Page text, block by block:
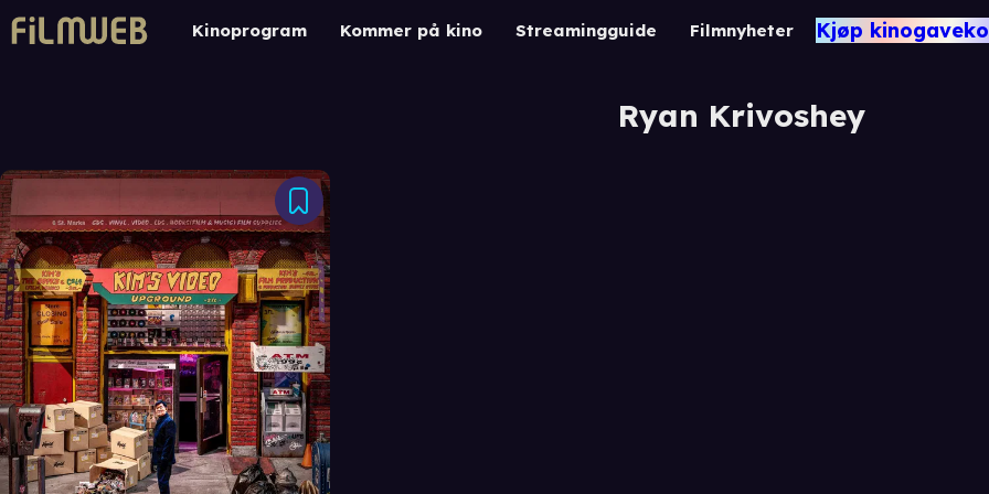
Kinoprogram Kommer på kino Streamingguide Filmnyheter Kjøp
Ryan Krivoshey